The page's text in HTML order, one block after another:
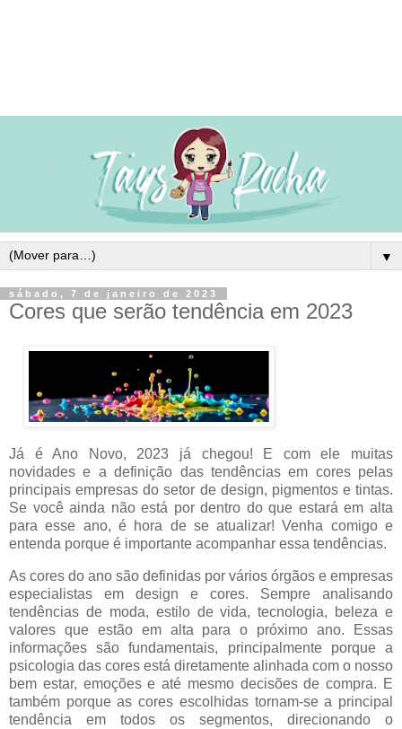
▼
sábado, 7 de janeiro de 2023
Cores que serão tendência em 2023
Já é Ano Novo, 2023 já chegou! E com ele muitas
novidades e a definição das tendências em cores pelas
principais empresas do setor de design, pigmentos e tintas.
Se você ainda não está por dentro do que estará em alta
para esse ano, é hora de se atualizar! Venha comigo e
entenda porque é importante acompanhar essa tendências.
As cores do ano são definidas por vários órgãos e empresas
especialistas em design e cores. Sempre analisando
tendências de moda, estilo de vida, tecnologia, beleza e
valores que estão em alta para o próximo ano. Essas
informações são fundamentais, principalmente porque a
psicologia das cores está diretamente alinhada com o nosso
bem estar, emoções e até mesmo decisões de compra. E
também porque as cores escolhidas tornam-se a principal
tendência em todos os segmentos, direcionando o